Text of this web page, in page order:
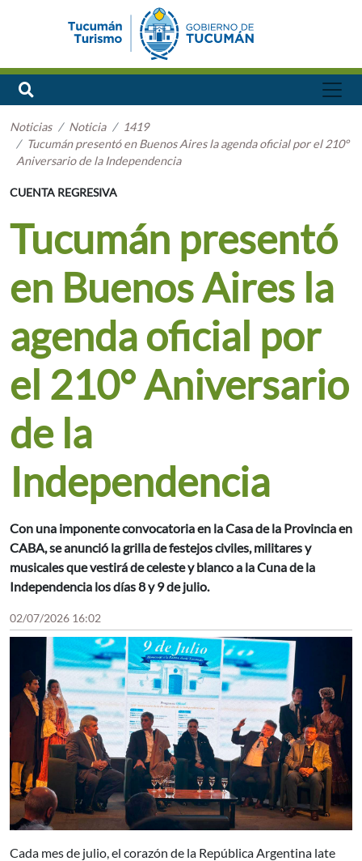
Noticias Noticia
1419
Tucumán presentó en Buenos Aires la agenda oficial por el 210°
Aniversario de la Independencia
CUENTA REGRESIVA
Tucumán presentó
en Buenos Aires la
agenda oficial por
el 210° Aniversario
de la
Independencia
Con una imponente convocatoria en la Casa de la Provincia en
CABA, se anunció la grilla de festejos civiles, militares y
musicales que vestirá de celeste y blanco a la Cuna de la
Independencia los días 8 y 9 de julio.
02/07/2026 16:02
Cada mes de julio, el corazón de la República Argentina late